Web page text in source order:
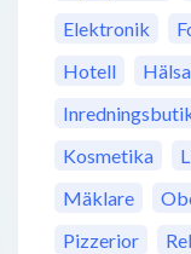
Elektronik
Hotell
Hälsa
Kosmetika
Mäklare
Pizzerior